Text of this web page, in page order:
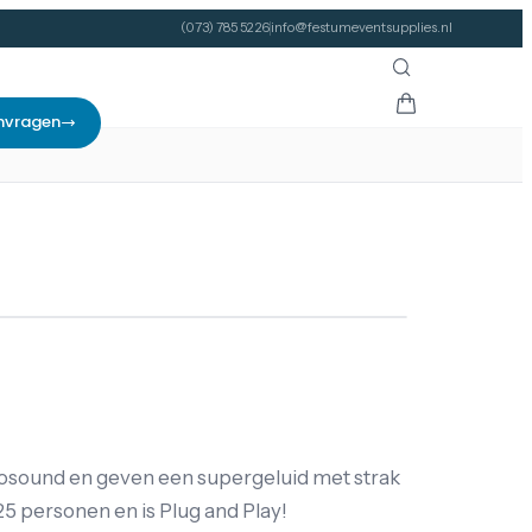
(073) 785 52 26info@festumeventsupplies.nl
en geven een supergeluid met strak
personen en is Plug and Play!